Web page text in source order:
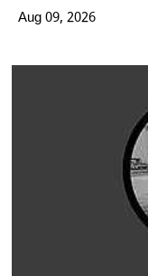
Aug 09, 2026